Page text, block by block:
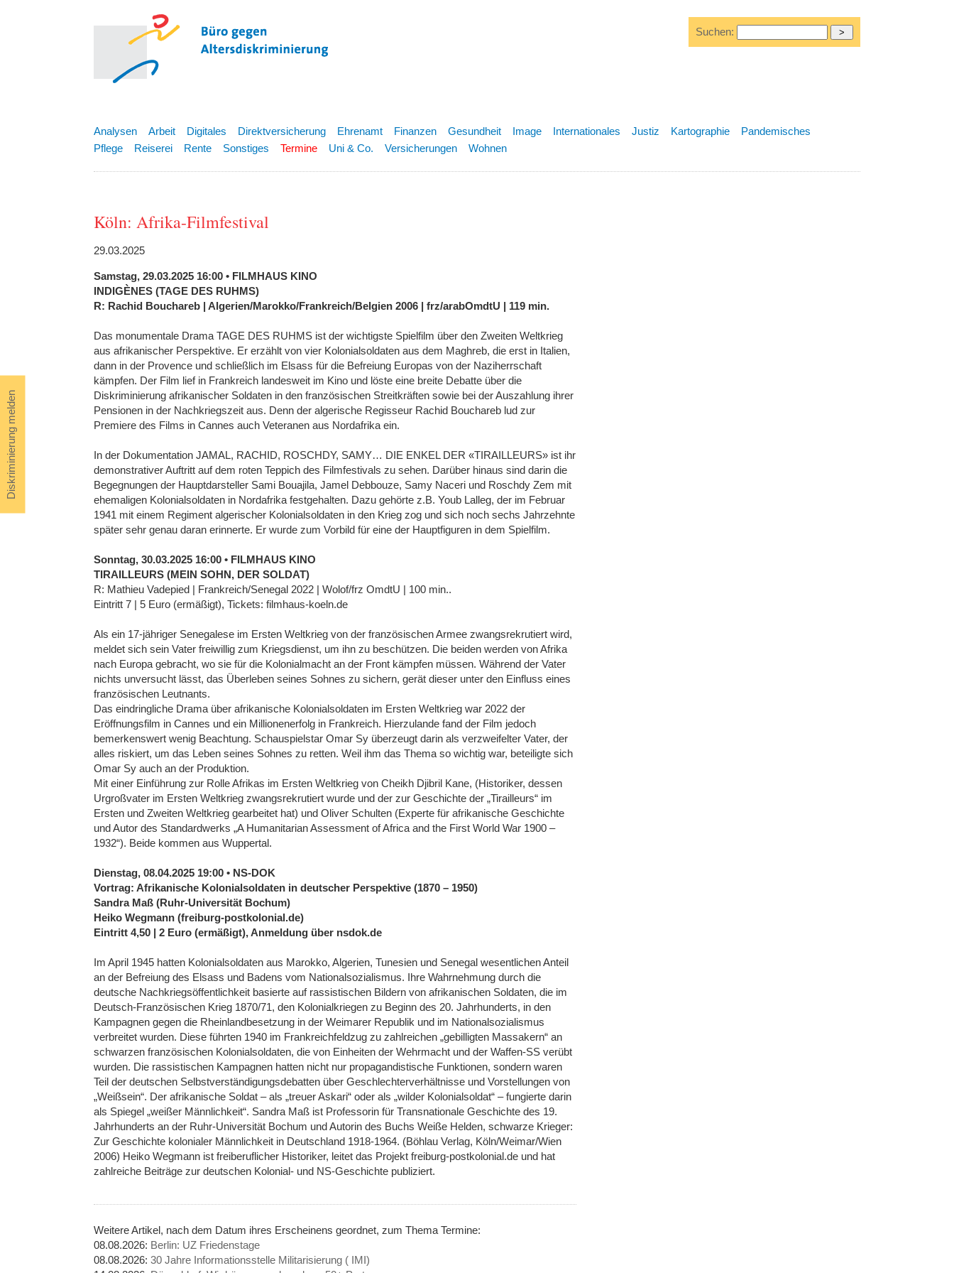
Diskriminierung melden
Suchen:
Analysen Arbeit Digitales Direktversicherung Ehrenamt Finanzen Gesundheit Image Internationales Justiz Kartographie
Pandemisches
Pflege
Reiserei Rente Sonstiges Termine Uni & Co. Versicherungen Wohnen
Köln: Afrika-Filmfestival
29.03.2025
Samstag, 29.03.2025 16:00 • FILMHAUS KINO
INDIGÈNES (TAGE DES RUHMS)
R: Rachid Bouchareb | Algerien/Marokko/Frankreich/Belgien 2006 | frz/arabOmdtU | 119 min.
Das monumentale Drama TAGE DES RUHMS ist der wichtigste Spielfilm über den Zweiten Weltkrieg
aus afrikanischer Perspektive. Er erzählt von vier Kolonialsoldaten aus dem Maghreb, die erst in Italien,
dann in der Provence und schließlich im Elsass für die Befreiung Europas von der Naziherrschaft
kämpfen. Der Film lief in Frankreich landesweit im Kino und löste eine breite Debatte über die
Diskriminierung afrikanischer Soldaten in den französischen Streitkräften sowie bei der Auszahlung ihrer
Pensionen in der Nachkriegszeit aus. Denn der algerische Regisseur Rachid Bouchareb lud zur
Premiere des Films in Cannes auch Veteranen aus Nordafrika ein.
In der Dokumentation JAMAL, RACHID, ROSCHDY, SAMY… DIE ENKEL DER «TIRAILLEURS» ist ihr
demonstrativer Auftritt auf dem roten Teppich des Filmfestivals zu sehen. Darüber hinaus sind darin die
Begegnungen der Hauptdarsteller Sami Bouajila, Jamel Debbouze, Samy Naceri und Roschdy Zem mit
ehemaligen Kolonialsoldaten in Nordafrika festgehalten. Dazu gehörte z.B. Youb Lalleg, der im Februar
1941 mit einem Regiment algerischer Kolonialsoldaten in den Krieg zog und sich noch sechs Jahrzehnte
später sehr genau daran erinnerte. Er wurde zum Vorbild für eine der Hauptfiguren in dem Spielfilm.
Sonntag, 30.03.2025 16:00 • FILMHAUS KINO
TIRAILLEURS (MEIN SOHN, DER SOLDAT)
R: Mathieu Vadepied | Frankreich/Senegal 2022 | Wolof/frz OmdtU | 100 min..
Eintritt 7 | 5 Euro (ermäßigt), Tickets: filmhaus-koeln.de
Als ein 17-jähriger Senegalese im Ersten Weltkrieg von der französischen Armee zwangsrekrutiert wird,
meldet sich sein Vater freiwillig zum Kriegsdienst, um ihn zu beschützen. Die beiden werden von Afrika
nach Europa gebracht, wo sie für die Kolonialmacht an der Front kämpfen müssen. Während der Vater
nichts unversucht lässt, das Überleben seines Sohnes zu sichern, gerät dieser unter den Einfluss eines
französischen Leutnants.
Das eindringliche Drama über afrikanische Kolonialsoldaten im Ersten Weltkrieg war 2022 der
Eröffnungsfilm in Cannes und ein Millionenerfolg in Frankreich. Hierzulande fand der Film jedoch
bemerkenswert wenig Beachtung. Schauspielstar Omar Sy überzeugt darin als verzweifelter Vater, der
alles riskiert, um das Leben seines Sohnes zu retten. Weil ihm das Thema so wichtig war, beteiligte sich
Omar Sy auch an der Produktion.
Mit einer Einführung zur Rolle Afrikas im Ersten Weltkrieg von Cheikh Djibril Kane, (Historiker, dessen
Urgroßvater im Ersten Weltkrieg zwangsrekrutiert wurde und der zur Geschichte der „Tirailleurs“ im
Ersten und Zweiten Weltkrieg gearbeitet hat) und Oliver Schulten (Experte für afrikanische Geschichte
und Autor des Standardwerks „A Humanitarian Assessment of Africa and the First World War 1900 –
1932“). Beide kommen aus Wuppertal.
Dienstag, 08.04.2025 19:00 • NS-DOK
Vortrag: Afrikanische Kolonialsoldaten in deutscher Perspektive (1870 – 1950)
Sandra Maß (Ruhr-Universität Bochum)
Heiko Wegmann (freiburg-postkolonial.de)
Eintritt 4,50 | 2 Euro (ermäßigt), Anmeldung über nsdok.de
Im April 1945 hatten Kolonialsoldaten aus Marokko, Algerien, Tunesien und Senegal wesentlichen Anteil
an der Befreiung des Elsass und Badens vom Nationalsozialismus. Ihre Wahrnehmung durch die
deutsche Nachkriegsöffentlichkeit basierte auf rassistischen Bildern von afrikanischen Soldaten, die im
Deutsch-Französischen Krieg 1870/71, den Kolonialkriegen zu Beginn des 20. Jahrhunderts, in den
Kampagnen gegen die Rheinlandbesetzung in der Weimarer Republik und im Nationalsozialismus
verbreitet wurden. Diese führten 1940 im Frankreichfeldzug zu zahlreichen „gebilligten Massakern“ an
schwarzen französischen Kolonialsoldaten, die von Einheiten der Wehrmacht und der Waffen-SS verübt
wurden. Die rassistischen Kampagnen hatten nicht nur propagandistische Funktionen, sondern waren
Teil der deutschen Selbstverständigungsdebatten über Geschlechterverhältnisse und Vorstellungen von
„Weißsein“. Der afrikanische Soldat – als „treuer Askari“ oder als „wilder Kolonialsoldat“ – fungierte darin
als Spiegel „weißer Männlichkeit“. Sandra Maß ist Professorin für Transnationale Geschichte des 19.
Jahrhunderts an der Ruhr-Universität Bochum und Autorin des Buchs Weiße Helden, schwarze Krieger:
Zur Geschichte kolonialer Männlichkeit in Deutschland 1918-1964. (Böhlau Verlag, Köln/Weimar/Wien
2006) Heiko Wegmann ist freiberuflicher Historiker, leitet das Projekt freiburg-postkolonial.de und hat
zahlreiche Beiträge zur deutschen Kolonial- und NS-Geschichte publiziert.
Weitere Artikel, nach dem Datum ihres Erscheinens geordnet, zum Thema Termine:
08.08.2026: Berlin: UZ Friedenstage
08.08.2026: 30 Jahre Informationsstelle Militarisierung ( IMI)